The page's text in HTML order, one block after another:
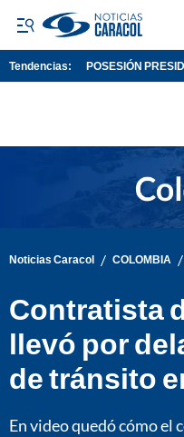
Tendencias: POSESIÓN
Noticias Caracol / COLOMBIA /
Contratista
llevó por
de tránsito
En video quedó cómo